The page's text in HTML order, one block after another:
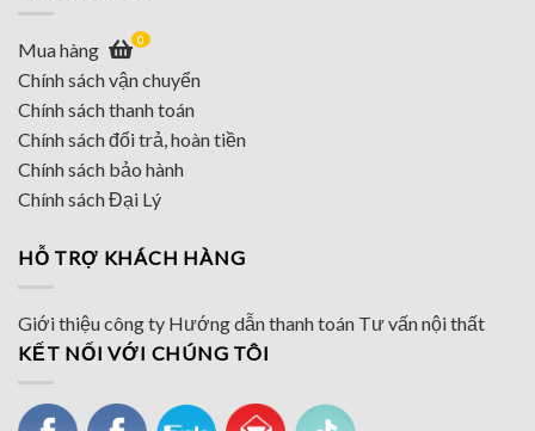
Mua hàng 0
Chính sách vận chuyển
Chính sách thanh toán
Chính sách đổi trả, hoàn tiền
Chính sách bảo hành
Chính sách Đại Lý
HỖ TRỢ KHÁCH HÀNG
Giới thiệu công ty Hướng dẫn thanh toán Tư vấn nội thất
KẾT NỐI VỚI CHÚNG TÔI